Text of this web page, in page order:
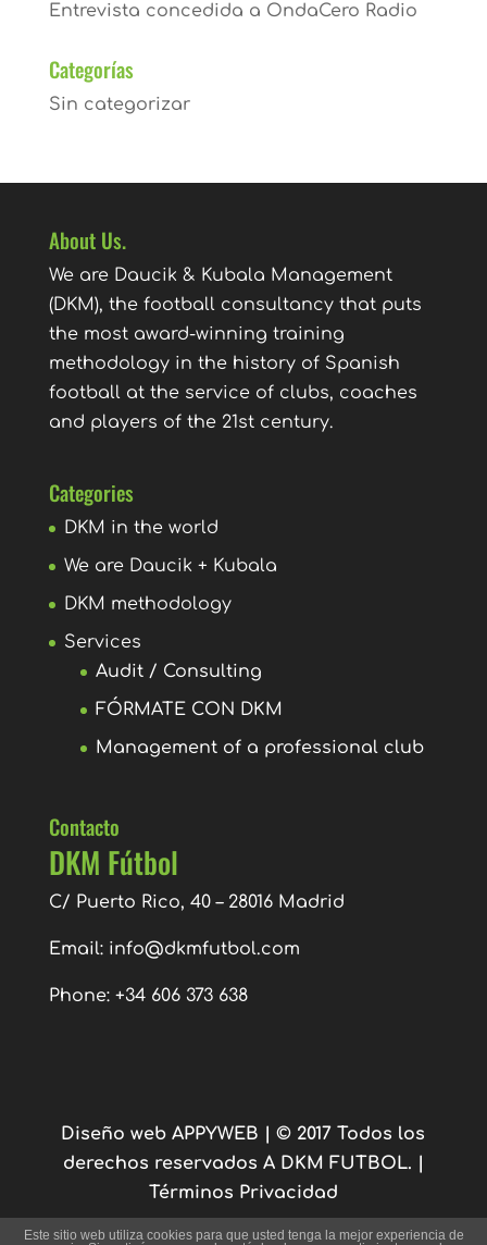
Entrevista concedida a OndaCero Radio
Categorías
Sin categorizar
About Us.
We are Daucik & Kubala Management
(DKM), the football consultancy that puts
the most award-winning training
methodology in the history of Spanish
football at the service of clubs, coaches
and players of the 21st century.
Categories
DKM in the world
We are Daucik + Kubala
DKM methodology
Services
Audit / Consulting
FÓRMATE CON DKM
Management of a professional club
Contacto
DKM Fútbol
C/ Puerto Rico, 40 – 28016 Madrid
Email: info@dkmfutbol.com
Phone: +34 606 373 638
Diseño web APPYWEB | © 2017 Todos los
derechos reservados A DKM FUTBOL. |
Términos Privacidad
Este sitio web utiliza cookies para que usted tenga la mejor experiencia de